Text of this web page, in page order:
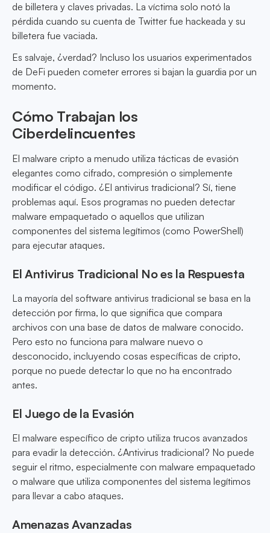
de billetera y claves privadas. La víctima solo notó la
pérdida cuando su cuenta de Twitter fue hackeada y su
billetera fue vaciada.
Es salvaje, ¿verdad? Incluso los usuarios experimentados
de DeFi pueden cometer errores si bajan la guardia por un
momento.
Cómo Trabajan los
Ciberdelincuentes
El malware cripto a menudo utiliza tácticas de evasión
elegantes como cifrado, compresión o simplemente
modificar el código. ¿El antivirus tradicional? Sí, tiene
problemas aquí. Esos programas no pueden detectar
malware empaquetado o aquellos que utilizan
componentes del sistema legítimos (como PowerShell)
para ejecutar ataques.
El Antivirus Tradicional No es la Respuesta
La mayoría del software antivirus tradicional se basa en la
detección por firma, lo que significa que compara
archivos con una base de datos de malware conocido.
Pero esto no funciona para malware nuevo o
desconocido, incluyendo cosas específicas de cripto,
porque no puede detectar lo que no ha encontrado
antes.
El Juego de la Evasión
El malware específico de cripto utiliza trucos avanzados
para evadir la detección. ¿Antivirus tradicional? No puede
seguir el ritmo, especialmente con malware empaquetado
o malware que utiliza componentes del sistema legítimos
para llevar a cabo ataques.
Amenazas Avanzadas